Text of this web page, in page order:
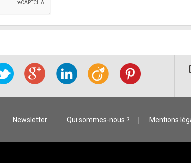
Newsletter Qui sommes-nous ? Mentions